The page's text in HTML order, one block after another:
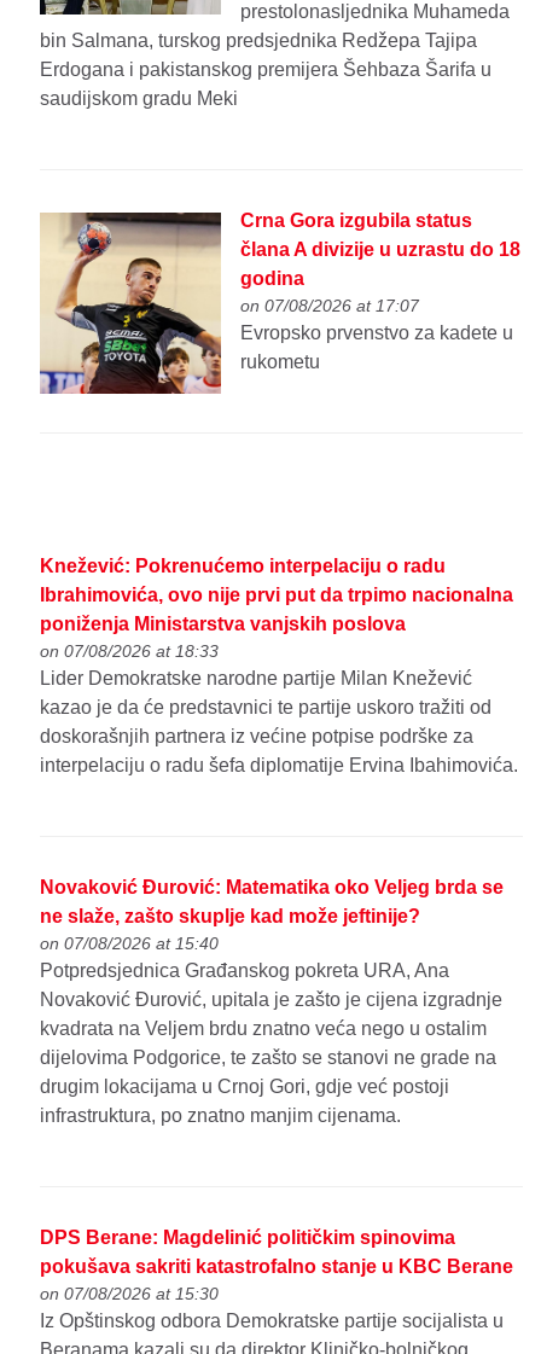
prestolonasljednika Muhameda
bin Salmana, turskog predsjednika Redžepa Tajipa
Erdogana i pakistanskog premijera Šehbaza Šarifa u
saudijskom gradu Meki
Crna Gora izgubila status
člana A divizije u uzrastu do 18
godina
on 07/08/2026 at 17:07
Evropsko prvenstvo za kadete u
rukometu
Knežević: Pokrenućemo interpelaciju o radu
Ibrahimovića, ovo nije prvi put da trpimo nacionalna
poniženja Ministarstva vanjskih poslova
on 07/08/2026 at 18:33
Lider Demokratske narodne partije Milan Knežević
kazao je da će predstavnici te partije uskoro tražiti od
doskorašnjih partnera iz većine potpise podrške za
interpelaciju o radu šefa diplomatije Ervina Ibahimovića.
Novaković Đurović: Matematika oko Veljeg brda se
ne slaže, zašto skuplje kad može jeftinije?
on 07/08/2026 at 15:40
Potpredsjednica Građanskog pokreta URA, Ana
Novaković Đurović, upitala je zašto je cijena izgradnje
kvadrata na Veljem brdu znatno veća nego u ostalim
dijelovima Podgorice, te zašto se stanovi ne grade na
drugim lokacijama u Crnoj Gori, gdje već postoji
infrastruktura, po znatno manjim cijenama.
DPS Berane: Magdelinić političkim spinovima
pokušava sakriti katastrofalno stanje u KBC Berane
on 07/08/2026 at 15:30
Iz Opštinskog odbora Demokratske partije socijalista u
Beranama kazali su da direktor Kliničko-bolničkog